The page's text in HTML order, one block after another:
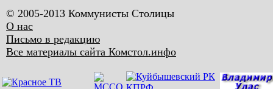
© 2005-2013 Коммунисты Столицы
О нас
Письмо в редакцию
Все материалы сайта Комстол.инфо